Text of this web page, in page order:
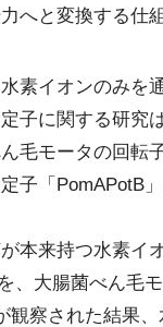
へと変換する仕
素イオンのみを
子に関する研究
毛モータの回転
子「PomAPotB」
本来持つ水素イ
、大腸菌べん毛
観察された結果